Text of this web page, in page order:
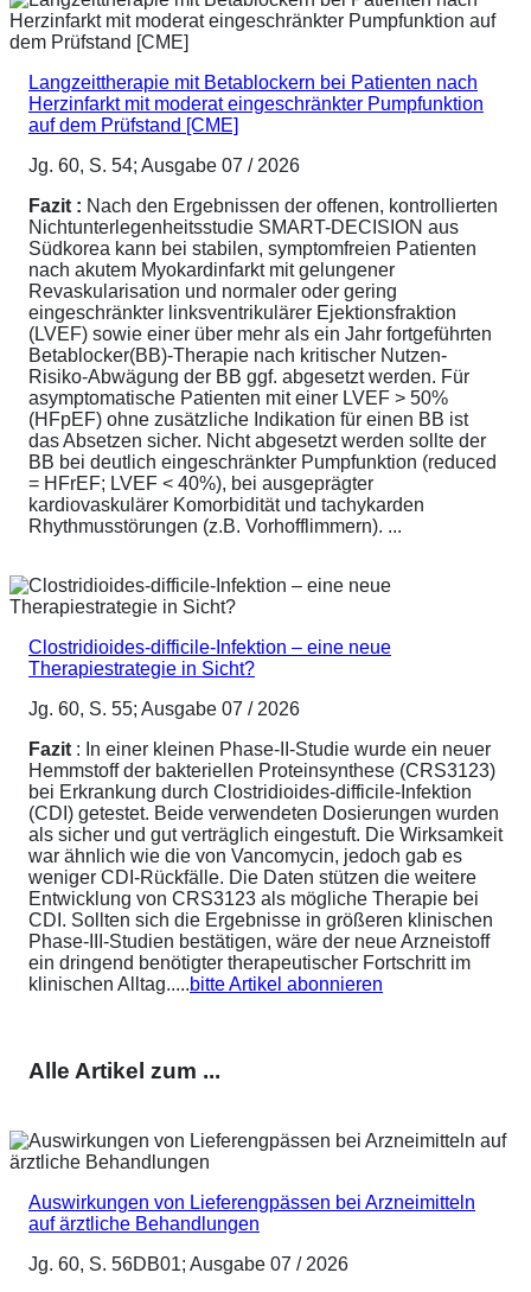
Langzeittherapie mit Betablockern bei Patienten nach
Herzinfarkt mit moderat eingeschränkter Pumpfunktion
auf dem Prüfstand [CME]
Jg. 60, S. 54; Ausgabe 07 / 2026
Fazit : Nach den Ergebnissen der offenen, kontrollierten
Nichtunterlegenheitsstudie SMART-DECISION aus
Südkorea kann bei stabilen, symptomfreien Patienten
nach akutem Myokardinfarkt mit gelungener
Revaskularisation und normaler oder gering
eingeschränkter linksventrikulärer Ejektionsfraktion
(LVEF) sowie einer über mehr als ein Jahr fortgeführten
Betablocker(BB)-Therapie nach kritischer Nutzen-
Risiko-Abwägung der BB ggf. abgesetzt werden. Für
asymptomatische Patienten mit einer LVEF > 50%
(HFpEF) ohne zusätzliche Indikation für einen BB ist
das Absetzen sicher. Nicht abgesetzt werden sollte der
BB bei deutlich eingeschränkter Pumpfunktion (reduced
= HFrEF; LVEF < 40%), bei ausgeprägter
kardiovaskulärer Komorbidität und tachykarden
Rhythmusstörungen (z.B. Vorhofflimmern). ...
Clostridioides-difficile-Infektion – eine neue
Therapiestrategie in Sicht?
Jg. 60, S. 55; Ausgabe 07 / 2026
Fazit : In einer kleinen Phase-II-Studie wurde ein neuer
Hemmstoff der bakteriellen Proteinsynthese (CRS3123)
bei Erkrankung durch Clostridioides-difficile-Infektion
(CDI) getestet. Beide verwendeten Dosierungen wurden
als sicher und gut verträglich eingestuft. Die Wirksamkeit
war ähnlich wie die von Vancomycin, jedoch gab es
weniger CDI-Rückfälle. Die Daten stützen die weitere
Entwicklung von CRS3123 als mögliche Therapie bei
CDI. Sollten sich die Ergebnisse in größeren klinischen
Phase-III-Studien bestätigen, wäre der neue Arzneistoff
ein dringend benötigter therapeutischer Fortschritt im
klinischen Alltag.....bitte Artikel abonnieren
Alle Artikel zum ...
Auswirkungen von Lieferengpässen bei Arzneimitteln
auf ärztliche Behandlungen
Jg. 60, S. 56DB01; Ausgabe 07 / 2026